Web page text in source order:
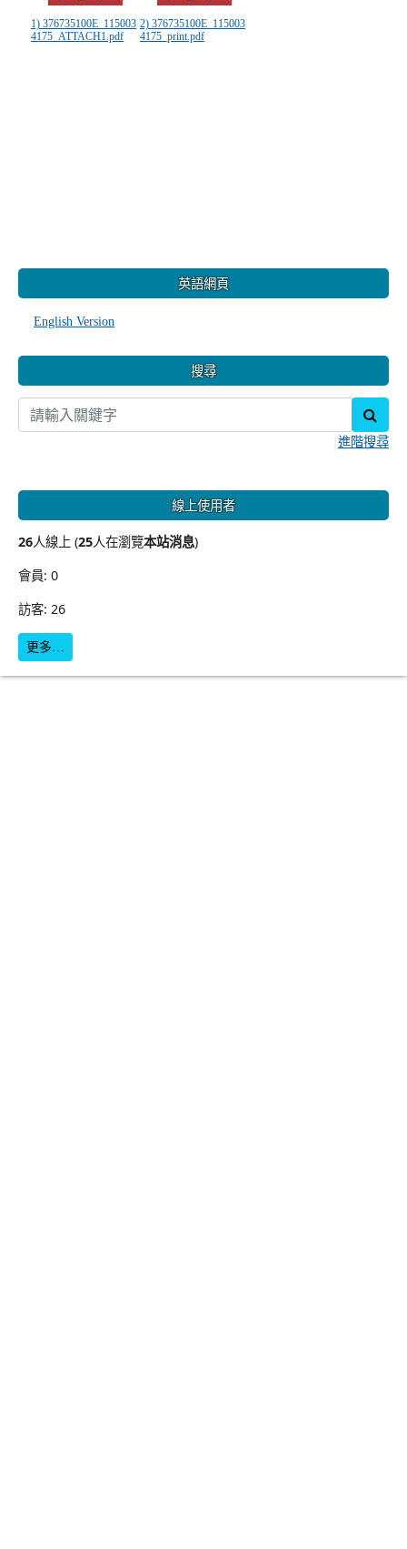
1) 376735100E_115003
4175_ATTACH1.pdf
2) 376735100E_115003
4175_print.pdf
英語網頁
English Version
搜尋
進階搜尋
線上使用者
26人線上 (25人在瀏覽本站消息)
會員: 0
訪客: 26
更多…